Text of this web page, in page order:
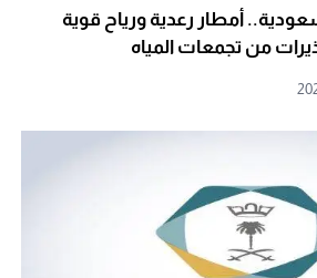
أمطار رعدية ورياح قوية
من تجمعات المياه